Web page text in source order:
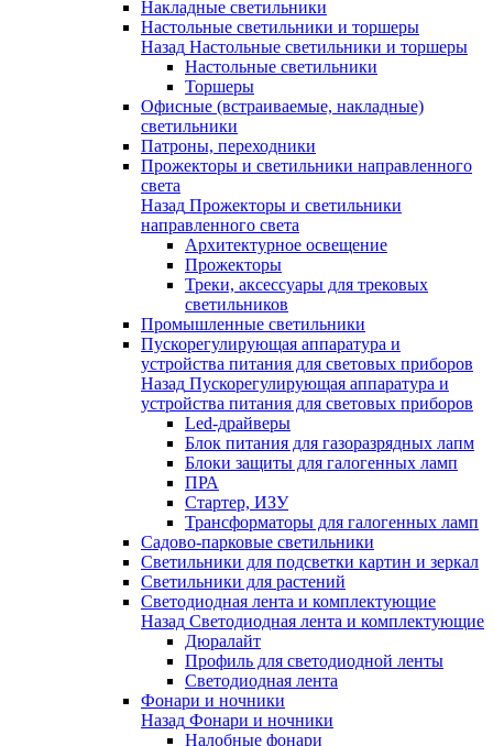
Накладные светильники
Настольные светильники и торшеры
Назад Настольные светильники и торшеры
Настольные светильники
Торшеры
Офисные (встраиваемые, накладные)
светильники
Патроны, переходники
Прожекторы и светильники направленного
света
Назад Прожекторы и светильники
направленного света
Архитектурное освещение
Прожекторы
Треки, аксессуары для трековых
светильников
Промышленные светильники
Пускорегулирующая аппаратура и
устройства питания для световых приборов
Назад Пускорегулирующая аппаратура и
устройства питания для световых приборов
Led-драйверы
Блок питания для газоразрядных лапм
Блоки защиты для галогенных ламп
ПРА
Стартер, ИЗУ
Трансформаторы для галогенных ламп
Садово-парковые светильники
Светильники для подсветки картин и зеркал
Светильники для растений
Светодиодная лента и комплектующие
Назад Светодиодная лента и комплектующие
Дюралайт
Профиль для светодиодной ленты
Светодиодная лента
Фонари и ночники
Назад Фонари и ночники
Налобные фонари